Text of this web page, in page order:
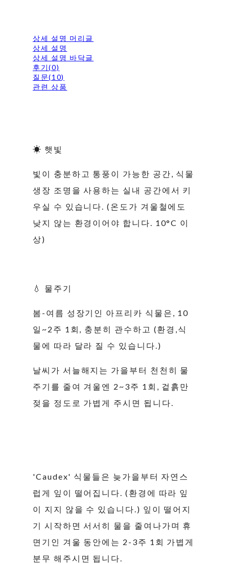
상세 설명 머리글
상세 설명
상세 설명 바닥글
후기(0)
질문(10)
관련 상품
☀ 햇빛
빛이 충분하고 통풍이 가능한 공간, 식물
생장 조명을 사용하는 실내 공간에서 키
우실 수 있습니다. (온도가 겨울철에도
낮지 않는 환경이어야 합니다. 10°C 이
상)
💧 물주기
봄-여름 성장기인 아프리카 식물은, 10
일~2주 1회, 충분히 관수하고 (환경,식
물에 따라 달라 질 수 있습니다.)
날씨가 서늘해지는 가을부터 천천히 물
주기를 줄여 겨울엔 2~3주 1회, 겉흙만
젖을 정도로 가볍게 주시면 됩니다.
'Caudex' 식물들은 늦가을부터 자연스
럽게 잎이 떨어집니다. (환경에 따라 잎
이 지지 않을 수 있습니다.) 잎이 떨어지
기 시작하면 서서히 물을 줄여나가며 휴
면기인 겨울 동안에는 2-3주 1회 가볍게
분무 해주시면 됩니다.